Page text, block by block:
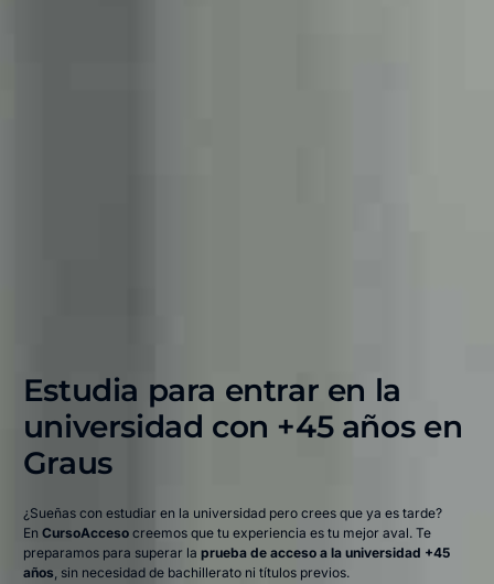
Estudia para entrar en la
universidad con +45 años en
Graus​
¿Sueñas con estudiar en la universidad pero crees que ya es tarde?
En CursoAccesocreemos que tu experiencia es tu mejor aval. Te
preparamos para superar la prueba de acceso a la universidad +45
años, sin necesidad de bachillerato ni títulos previos.